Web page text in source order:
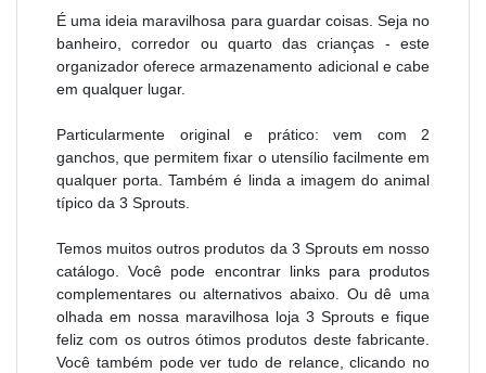
É uma ideia maravilhosa para guardar coisas. Seja no
banheiro, corredor ou quarto das crianças - este
organizador oferece armazenamento adicional e cabe
em qualquer lugar.
Particularmente original e prático: vem com 2
ganchos, que permitem fixar o utensílio facilmente em
qualquer porta. Também é linda a imagem do animal
típico da 3 Sprouts.
Temos muitos outros produtos da 3 Sprouts em nosso
catálogo. Você pode encontrar links para produtos
complementares ou alternativos abaixo. Ou dê uma
olhada em nossa maravilhosa loja 3 Sprouts e fique
feliz com os outros ótimos produtos deste fabricante.
Você também pode ver tudo de relance, clicando no